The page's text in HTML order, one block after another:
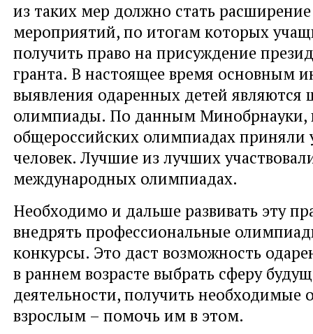
из таких мер должно стать
мероприятий, по итогам которых
получить право на присуждение
гранта. В настоящее время основным
выявления одаренных детей являются
олимпиады. По данным Минобрнауки,
общероссийских олимпиадах приняли
человек. Лучшие из лучших
международных олимпиадах.
Необходимо и дальше развивать эту
внедрять профессиональные
конкурсы. Это даст возможность
в раннем возрасте выбрать сферу
деятельности, получить необходимые
взрослым – помочь им в этом.